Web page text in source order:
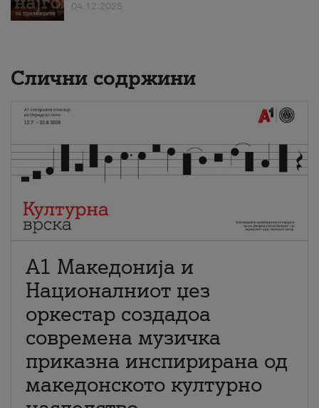
04.12.2025
Слични содржини
А1 Македонија и
Националниот џез
оркестар создадоа
современа музичка
приказна инспирирана од
македонското културно